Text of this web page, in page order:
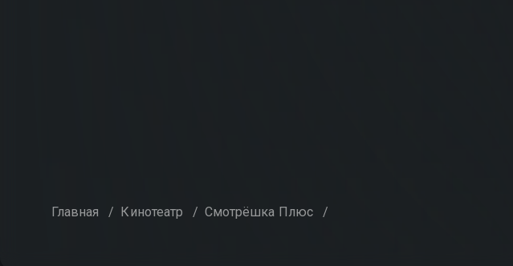
Главная / Кинотеатр / Смотрёшка Плюс /